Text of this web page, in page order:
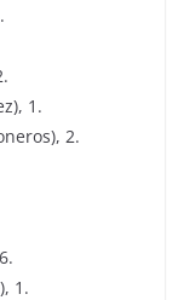
1.
2.
1.